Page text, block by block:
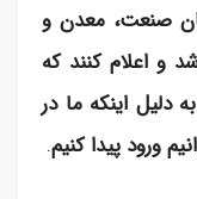
صنعت، معدن و
و اعلام کنند که
اینکه ما در
ورود پیدا کنیم.